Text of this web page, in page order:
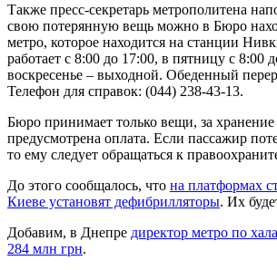
Также пресс-секретарь метрополитена
свою потерянную вещь можно в Бюро
метро, которое находится на станции
работает с 8:00 до 17:00, в пятницу с 8:00
воскресенье – выходной. Обеденный
Телефон для справок: (044) 238-43-13.
Бюро принимает только вещи, за
предусмотрена оплата. Если пассажир
то ему следует обращаться к
До этого сообщалось, что на платформах
Киеве установят дефибрилляторы. Их
Добавим, в Днепре директор метро по
284 млн грн.